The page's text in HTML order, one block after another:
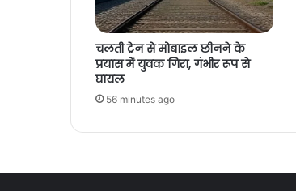
चलती ट्रेन से मोबाइल छीनने के
प्रयास में युवक गिरा, गंभीर रूप से
घायल
56 minutes ago